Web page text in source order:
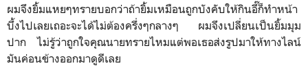
ผมจึงยิ้มแหยๆทรายบอกว่าถ้ายิ้มเหมือนถูกบังคับให้กินอึ๊ก็ทำหน้า
บึ้งไปเลยเถอะจะได้ไม่ต้องครึ่งๆกลางๆ ผมจึงเปลี่ยนเป็นยิ้มมุม
ปาก ไม่รู้ว่าถูกใจคุณนายทรายไหมแต่พอเธอส่งรูปมาให้ทางไลน์
มันค่อนข้างออกมาดูดีเลย